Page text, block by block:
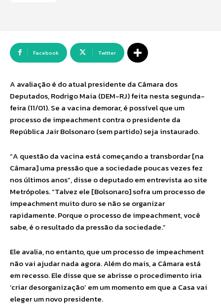
Facebook Twitter
A avaliação é do atual presidente da Câmara dos
Deputados, Rodrigo Maia (DEM-RJ) feita nesta segunda-
feira (11/01). Se a vacina demorar, é possível que um
processo de impeachment contra o presidente da
República Jair Bolsonaro (sem partido) seja instaurado.
“A questão da vacina está começando a transbordar [na
Câmara] uma pressão que a sociedade poucas vezes fez
nos últimos anos”, disse o deputado em entrevista ao site
Metrópoles. “Talvez ele [Bolsonaro] sofra um processo de
impeachment muito duro se não se organizar
rapidamente. Porque o processo de impeachment, você
sabe, é o resultado da pressão da sociedade.”
Ele avalia, no entanto, que um processo de impeachment
não vai ajudar nada agora. Além do mais, a Câmara está
em recesso. Ele disse que se abrisse o procedimento iria
‘criar desorganização’ em um momento em que a Casa vai
eleger um novo presidente.